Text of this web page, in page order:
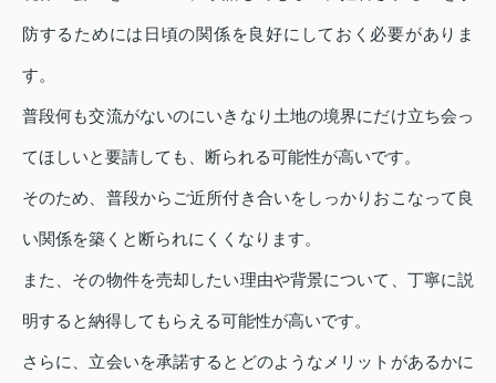
防するためには日頃の関係を良好にしておく必要がありま
す。
普段何も交流がないのにいきなり土地の境界にだけ立ち会っ
てほしいと要請しても、断られる可能性が高いです。
そのため、普段からご近所付き合いをしっかりおこなって良
い関係を築くと断られにくくなります。
また、その物件を売却したい理由や背景について、丁寧に説
明すると納得してもらえる可能性が高いです。
さらに、立会いを承諾するとどのようなメリットがあるかに